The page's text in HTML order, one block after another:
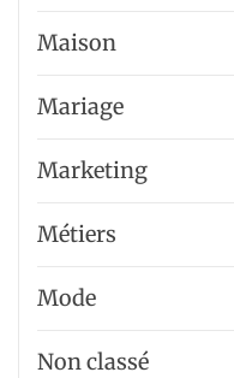
Maison
Mariage
Marketing
Métiers
Mode
Non classé